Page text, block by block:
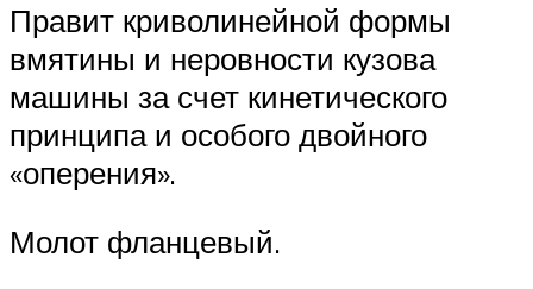
Правит криволинейной формы
вмятины и неровности кузова
машины за счет кинетического
принципа и особого двойного
«оперения».
Молот фланцевый.